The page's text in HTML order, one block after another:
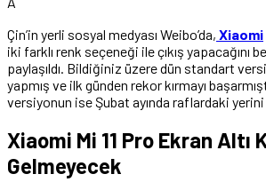
Çin’in yerli sosyal medyası Weibo’da, Xiaomi
iki farklı renk seçeneği ile çıkış yapacağını
paylaşıldı. Bildiğiniz üzere dün standart
yapmış ve ilk günden rekor kırmayı
versiyonun ise Şubat ayında raflardaki yerini
Xiaomi Mi 11 Pro Ekran Altı
Gelmeyecek